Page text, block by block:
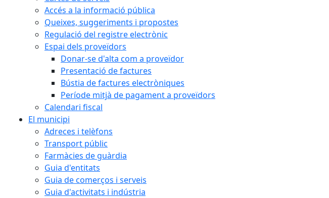
Accés a la informació pública
Queixes, suggeriments i propostes
Regulació del registre electrònic
Espai dels proveïdors
Donar-se d'alta com a proveïdor
Presentació de factures
Bústia de factures electròniques
Període mitjà de pagament a proveïdors
Calendari fiscal
El municipi
Adreces i telèfons
Transport públic
Farmàcies de guàrdia
Guia d'entitats
Guia de comerços i serveis
Guia d'activitats i indústria